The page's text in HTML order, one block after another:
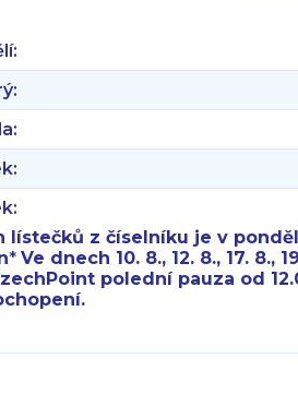
lístečků z číselníku je v
*Ve dnech 10. 8., 12. 8., 17. 8.,
polední pauza od